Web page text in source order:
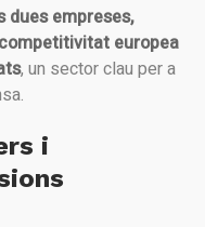
dues empreses,
europea
, un sector clau per a
i